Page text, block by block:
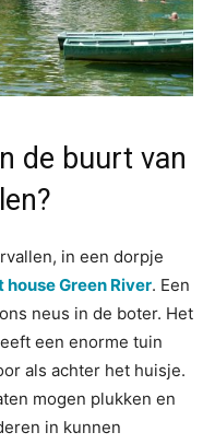
de buurt van
in een dorpje
house Green River. Een
neus in de boter. Het
een enorme tuin
als achter het huisje.
mogen plukken en
in kunnen